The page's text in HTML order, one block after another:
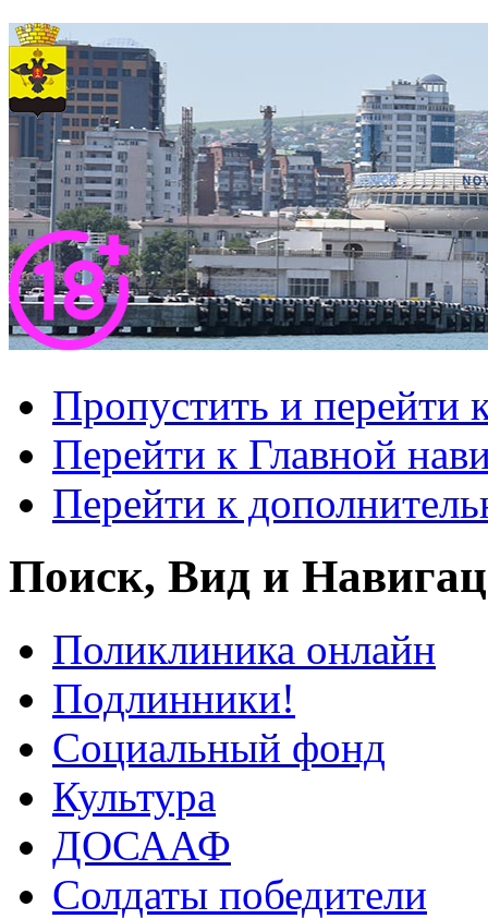
Пропустить и перейти
Перейти к Главной
Перейти к
Поиск, Вид и
Поликлиника онлайн
Подлинники!
Социальный фонд
Культура
ДОСААФ
Солдаты победители